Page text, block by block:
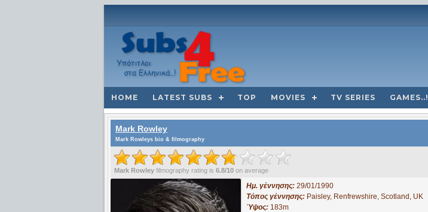
HOME LATEST SUBS TOP MOVIES TV SERIES GAMES..!
Mark Rowley
Mark Rowleys bio & filmography
Mark Rowley filmography rating is 6.8/10 on average
Ημ. γέννησης: 29/01/1990
Τόπος γέννησης: Paisley, Renfrewshire, Scotland, UK
Ύψος: 183m